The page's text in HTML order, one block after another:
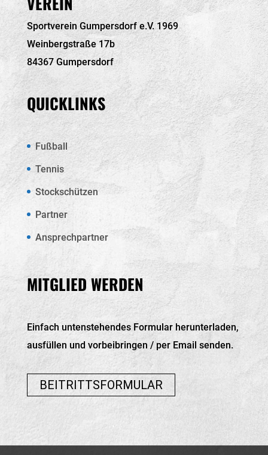
Sportverein Gumpersdorf e.V. 1969
Weinbergstraße 17b
84367 Gumpersdorf
QUICKLINKS
Fußball
Tennis
Stockschützen
Partner
Ansprechpartner
MITGLIED WERDEN
Einfach untenstehendes Formular herunterladen,
ausfüllen und vorbeibringen / per Email senden.
BEITRITTSFORMULAR